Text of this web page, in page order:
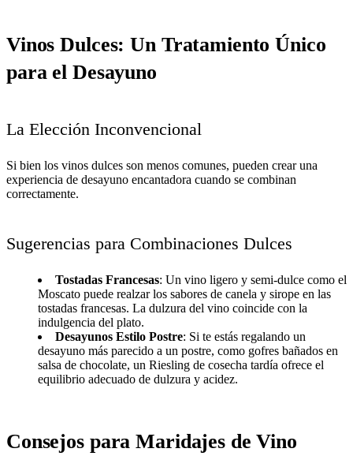
Vinos Dulces: Un Tratamiento Único
para el Desayuno
La Elección Inconvencional
Si bien los vinos dulces son menos comunes, pueden crear una
experiencia de desayuno encantadora cuando se combinan
correctamente.
Sugerencias para Combinaciones Dulces
Tostadas Francesas: Un vino ligero y semi-dulce como el
Moscato puede realzar los sabores de canela y sirope en las
tostadas francesas. La dulzura del vino coincide con la
indulgencia del plato.
Desayunos Estilo Postre: Si te estás regalando un
desayuno más parecido a un postre, como gofres bañados en
salsa de chocolate, un Riesling de cosecha tardía ofrece el
equilibrio adecuado de dulzura y acidez.
Consejos para Maridajes de Vino